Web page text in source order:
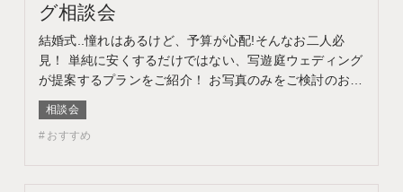
グ相談会
結婚式..憧れはあるけど、予算が心配!そんなお二人必
見！ 単純に安くするだけではない、写遊庭ウェディング
が提案するプランをご紹介！ お写真のみをご検討のお客
様はフォトウェディング相談会へ このフェアに含まれる
コンテンツ フェア特典 特典内容 WEBサイトよりフェア
予約をしていただき、ご来館いただいた方限定でエンゲ
相談会
おすすめ